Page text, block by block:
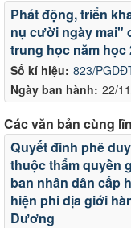
Số kí hiệu: 823/
Ngày ban hành: 22/
Phát động, triển
nụ cười ngày mai"
trung học năm học
Các văn bản cùng
Quyết đinh phê
thuộc thẩm quyền
ban nhân dân cấp
hiện phi địa giới
Dương